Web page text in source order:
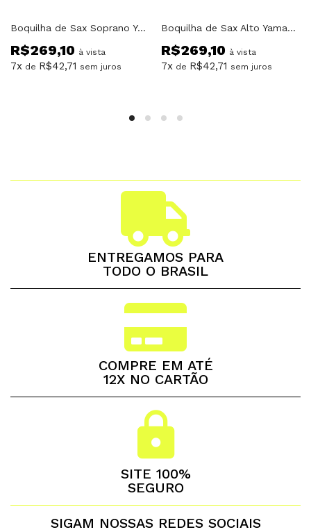
Boquilha de Sax Soprano Yamaha SS6C
R$269,10 à vista
7x de R$42,71 sem juros
Boquilha de Sax Alto Yamaha AS3C
R$269,10 à vista
7x de R$42,71 sem juros
ENTREGAMOS PARA
TODO O BRASIL
COMPRE EM ATÉ
12X NO CARTÃO
SITE 100%
SEGURO
SIGAM NOSSAS REDES SOCIAIS